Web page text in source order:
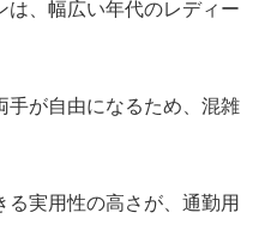
は、幅広い年代のレディー
手が自由になるため、混雑
実用性の高さが、通勤用